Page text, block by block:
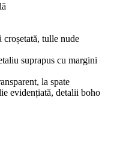
tulle nude
suprapus cu margini
la spate
evidențiată, detalii boho